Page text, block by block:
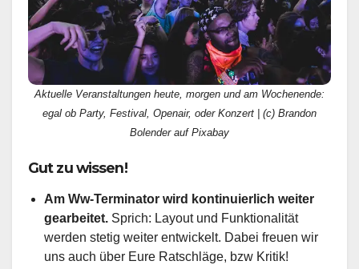
Aktuelle Veranstaltungen heute, morgen und am Wochenende:
egal ob Party, Festival, Openair, oder Konzert | (c) Brandon
Bolender auf Pixabay
Gut zu wissen!
Am Ww-Terminator wird kontinuierlich weiter
gearbeitet. Sprich: Layout und Funktionalität
werden stetig weiter entwickelt. Dabei freuen wir
uns auch über Eure Ratschläge, bzw Kritik!